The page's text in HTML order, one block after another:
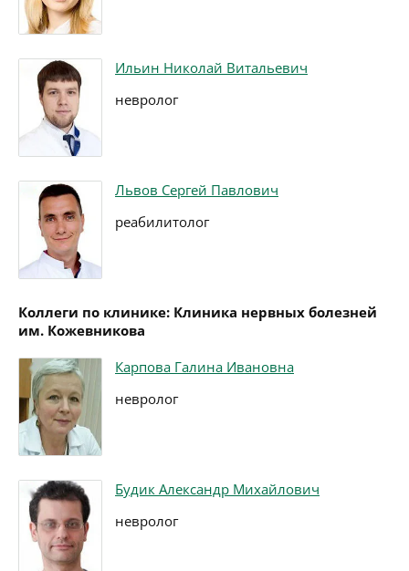
Ильин Николай Витальевич
невролог
Львов Сергей Павлович
реабилитолог
Коллеги по клинике: Клиника нервных болезней
им. Кожевникова
Карпова Галина Ивановна
невролог
Будик Александр Михайлович
невролог